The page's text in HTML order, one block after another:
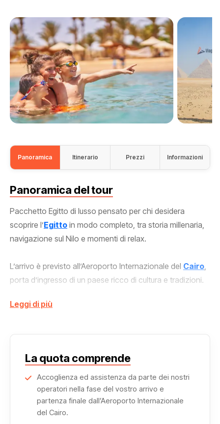
Panoramica Itinerario Prezzi Informazioni
Panoramica del tour
Pacchetto Egitto di lusso pensato per chi desidera
scoprire l’Egitto in modo completo, tra storia millenaria,
navigazione sul Nilo e momenti di relax.
L’arrivo è previsto all’Aeroporto Internazionale del Cairo,
porta d’ingresso di un paese ricco di cultura e tradizioni.
La prima parte del viaggio è dedicata al Cairo e ai suoi siti
trovano la Sfinge,la Piramide di Cheope, le piramidi di
La visita continua alla Necropoli di Saqqara, famosa per
la Piramide a Gradoni, uno dei monumenti più antichi
dell’Egitto.
Leggi di più
La quota comprende
Accoglienza ed assistenza da parte dei nostri
operatori nella fase del vostro arrivo e
partenza finale dall’Aeroporto Internazionale
del Cairo.